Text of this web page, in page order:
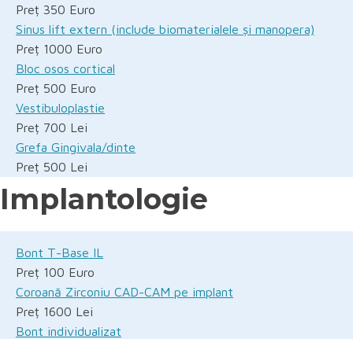
Preț 350 Euro
Sinus lift extern (include biomaterialele și manopera)
Preț 1000 Euro
Bloc osos cortical
Preț 500 Euro
Vestibuloplastie
Preț 700 Lei
Grefa Gingivala/dinte
Preț 500 Lei
Implantologie
Bont T-Base IL
Preț 100 Euro
Coroană Zirconiu CAD-CAM pe implant
Preț 1600 Lei
Bont individualizat